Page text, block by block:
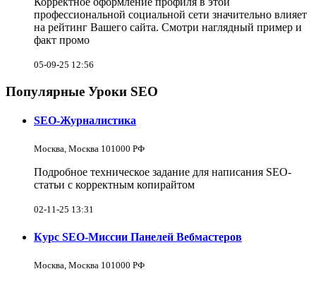
профессиональной социальной сети значительно влияет
на рейтинг Вашего сайта. Смотри наглядный пример и
факт промо
05-09-25 12:56
Популярные Уроки SEO
SEO-Журналистика
Москва, Москва 101000 РФ
Подробное техническое задание для написания SEO-
статьи с корректным копирайтом
02-11-25 13:31
Курс SEO-Миссии Панелей Вебмастеров
Москва, Москва 101000 РФ